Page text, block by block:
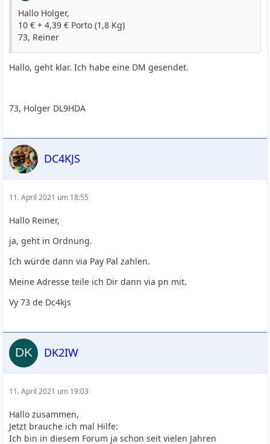
Hallo Holger,
10 € + 4,39 € Porto (1,8 Kg)
73, Reiner
Hallo, geht klar. Ich habe eine DM gesendet.
73, Holger DL9HDA
DC4KJS
11. April 2021 um 18:55
Hallo Reiner,
ja, geht in Ordnung.
Ich würde dann via Pay Pal zahlen.
Meine Adresse teile ich Dir dann via pn mit.
Vy 73 de Dc4kjs
DK2IW
11. April 2021 um 19:03
Hallo zusammen,
Jetzt brauche ich mal Hilfe:
Ich bin in diesem Forum ja schon seit vielen Jahren